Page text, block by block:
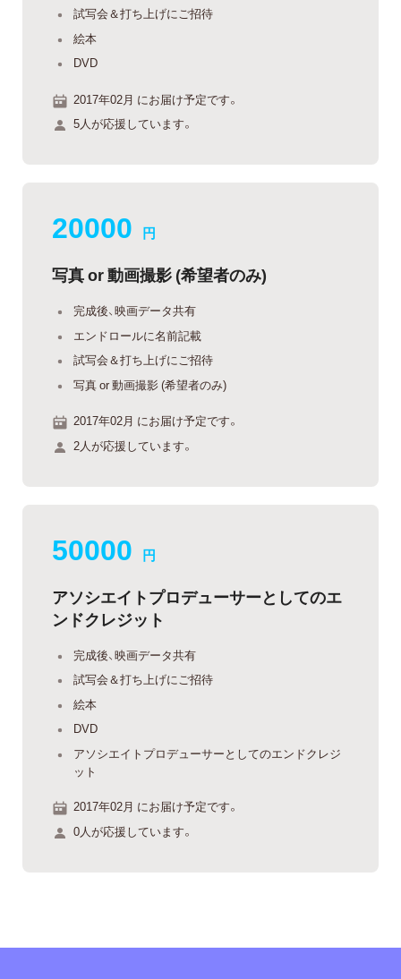
試写会＆打ち上げにご招待
絵本
DVD
2017年02月 にお届け予定です。
5人が応援しています。
20000 円
写真 or 動画撮影 (希望者のみ)
完成後、映画データ共有
エンドロールに名前記載
試写会＆打ち上げにご招待
写真 or 動画撮影 (希望者のみ)
2017年02月 にお届け予定です。
2人が応援しています。
50000 円
アソシエイトプロデューサーとしてのエ
ンドクレジット
完成後、映画データ共有
試写会＆打ち上げにご招待
絵本
DVD
アソシエイトプロデューサーとしてのエンドクレジ
ット
2017年02月 にお届け予定です。
0人が応援しています。